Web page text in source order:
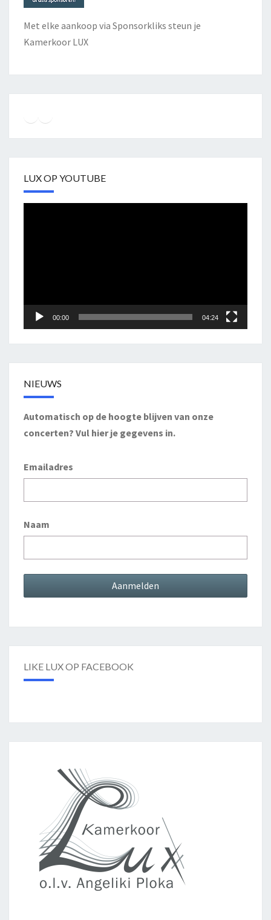
Met elke aankoop via Sponsorkliks steun je
Kamerkoor LUX
LUX OP YOUTUBE
00:00 04:24
NIEUWS
Automatisch op de hoogte blijven van onze
concerten? Vul hier je gegevens in.
Emailadres
Naam
LIKE LUX OP FACEBOOK